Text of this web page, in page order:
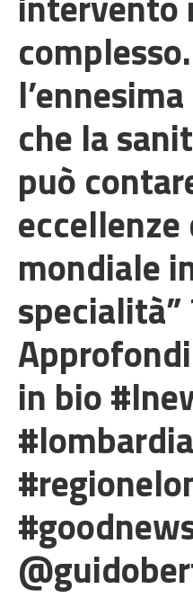
che la
può
mondiale
specialità”
in bio